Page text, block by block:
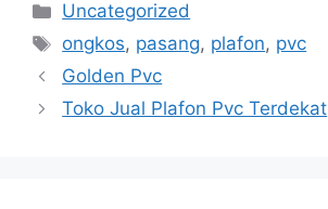
Categories
Uncategorized
Tags
ongkos, pasang, plafon, pvc
Golden Pvc
Toko Jual Plafon Pvc Terdekat